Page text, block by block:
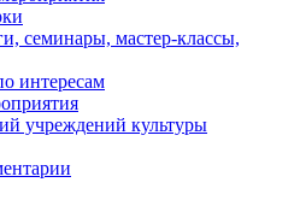
семинары, мастер-классы,
интересам
учреждений культуры